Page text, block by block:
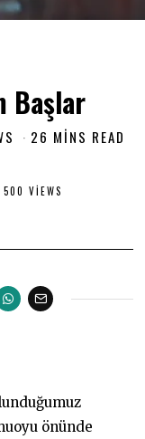
Başlar
26 MINS READ
500 VIEWS
önünde